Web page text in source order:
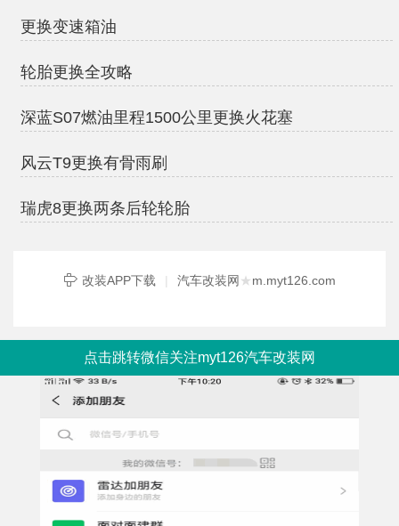
更换变速箱油
轮胎更换全攻略
深蓝S07燃油里程1500公里更换火花塞
风云T9更换有骨雨刷
瑞虎8更换两条后轮轮胎
改装APP下载 | 汽车改装网 ★m.myt126.com
点击跳转微信关注myt126汽车改装网